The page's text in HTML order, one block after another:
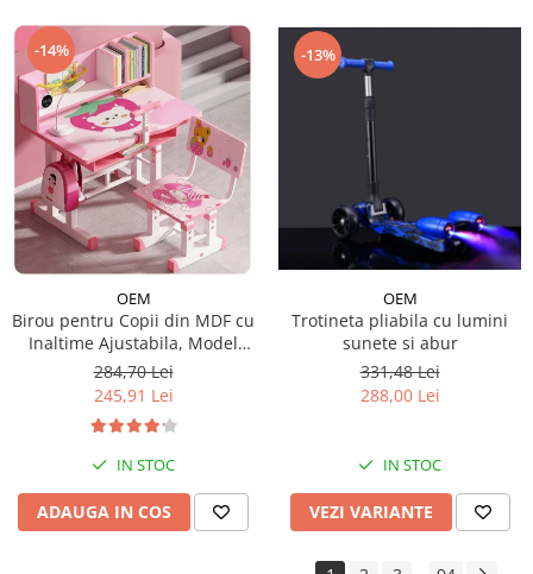
-14%
OEM
Birou pentru Copii din MDF cu
Inaltime Ajustabila, Model
Capsunica Roz
284,70 Lei
245,91 Lei
IN STOC
ADAUGA IN COS
-13%
OEM
Trotineta pliabila cu lumini
sunete si abur
331,48 Lei
288,00 Lei
IN STOC
VEZI VARIANTE